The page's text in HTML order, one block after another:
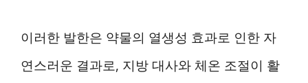
이러한 발한은 약물의 열생성 효과로 인한 자
연스러운 결과로, 지방 대사와 체온 조절이 활